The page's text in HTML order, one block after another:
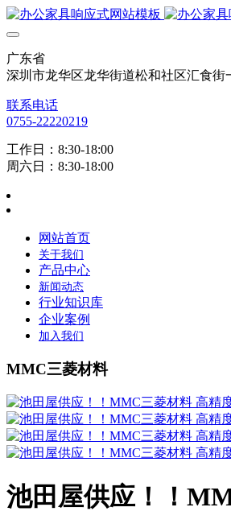
广东省
深圳市龙华区龙华街道松和社区汇食街
联系电话
0755-22220219
工作日：8:30-18:00
周六日：8:30-18:00
网站首页
关于我们
产品中心
新闻动态
行业知识库
企业案例
加入我们
MMC三菱材料
池田屋供应！！